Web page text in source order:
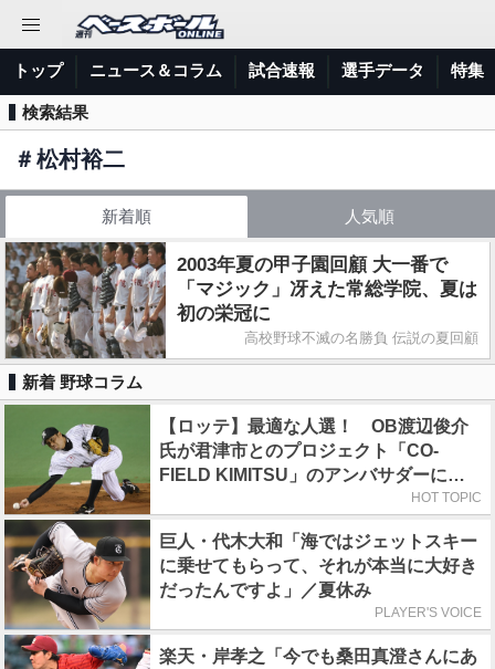
トップ ニュース＆コラム 試合速報 選手データ 特集
検索結果
＃松村裕二
新着順 人気順
2003年夏の甲子園回顧 大一番で
「マジック」冴えた常総学院、夏は
初の栄冠に
高校野球不滅の名勝負 伝説の夏回顧
新着 野球コラム
【ロッテ】最適な人選！ OB渡辺俊介
氏が君津市とのプロジェクト「CO-
FIELD KIMITSU」のアンバサダーに就
HOT TOPIC
巨人・代木大和「海ではジェットスキー
に乗せてもらって、それが本当に大好き
だったんですよ」／夏休み
PLAYER'S VOICE
楽天・岸孝之「今でも桑田真澄さんにあ